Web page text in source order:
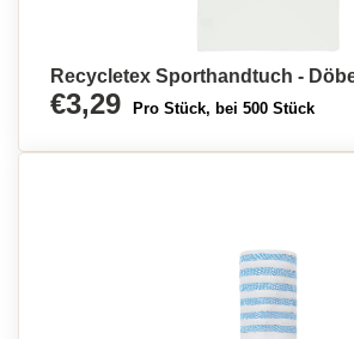
Recycletex Sporthandtuch -
€3,29 Pro Stück, bei 500 Stück